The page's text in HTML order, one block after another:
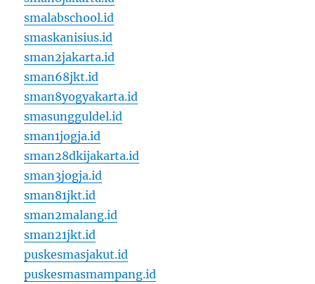
smalabschool.id
smaskanisius.id
sman2jakarta.id
sman68jkt.id
sman8yogyakarta.id
smasungguldel.id
sman1jogja.id
sman28dkijakarta.id
sman3jogja.id
sman81jkt.id
sman2malang.id
sman21jkt.id
puskesmasjakut.id
puskesmasmampang.id